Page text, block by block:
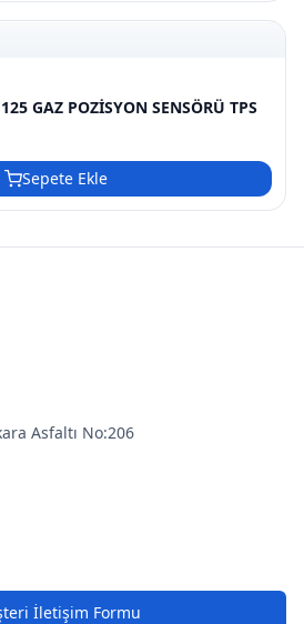
GAZ POZİSYON SENSÖRÜ TPS
Sepete Ekle
Asfaltı No:206
İletişim Formu